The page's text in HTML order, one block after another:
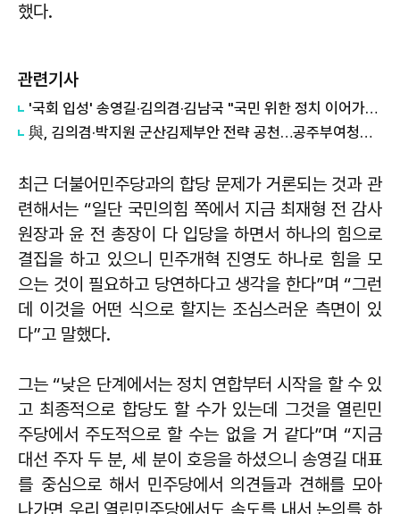
했다.
관련기사
'국회 입성' 송영길·김의겸·김남국 "국민 위한 정치 이어가겠다"
與, 김의겸·박지원 군산김제부안 전략 공천…공주부여청양만 남아
최근 더불어민주당과의 합당 문제가 거론되는 것과 관
련해서는 “일단 국민의힘 쪽에서 지금 최재형 전 감사
원장과 윤 전 총장이 다 입당을 하면서 하나의 힘으로
결집을 하고 있으니 민주개혁 진영도 하나로 힘을 모
으는 것이 필요하고 당연하다고 생각을 한다”며 “그런
데 이것을 어떤 식으로 할지는 조심스러운 측면이 있
다”고 말했다.
그는 “낮은 단계에서는 정치 연합부터 시작을 할 수 있
고 최종적으로 합당도 할 수가 있는데 그것을 열린민
주당에서 주도적으로 할 수는 없을 거 같다”며 “지금
대선 주자 두 분, 세 분이 호응을 하셨으니 송영길 대표
를 중심으로 해서 민주당에서 의견들과 견해를 모아
나가면 우리 열린민주당에서도 속도를 내서 논의를 하